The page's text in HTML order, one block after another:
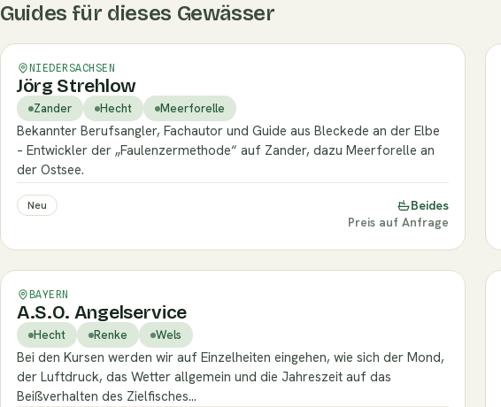
Guides für dieses Gewässer
NIEDERSACHSEN
Jörg Strehlow
Zander Hecht Meerforelle
Bekannter Berufsangler, Fachautor und Guide aus Bleckede an der Elbe
– Entwickler der „Faulenzermethode“ auf Zander, dazu Meerforelle an
der Ostsee.
Neu
Beides
Preis auf Anfrage
BAYERN
A.S.O. Angelservice
Hecht Renke Wels
Bei den Kursen werden wir auf Einzelheiten eingehen, wie sich der Mond,
der Luftdruck, das Wetter allgemein und die Jahreszeit auf das
Beißverhalten des Zielfisches…